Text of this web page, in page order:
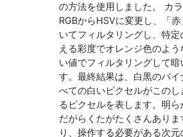
の方法を使用しました。 カ
RGBからHSVに変更し、「
いてフィルタリングし、特定
える彩度でオレンジ色のよ
い値でフィルタリングして暗
す。最終結果は、白黒のバ
べての白いピクセルがこの
るピクセルを表します。明ら
だがらくたがたくさんありま
り、操作する必要がある次元